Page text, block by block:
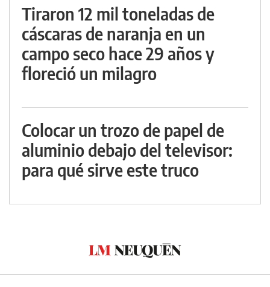
Tiraron 12 mil toneladas de
cáscaras de naranja en un
campo seco hace 29 años y
floreció un milagro
Colocar un trozo de papel de
aluminio debajo del televisor:
para qué sirve este truco